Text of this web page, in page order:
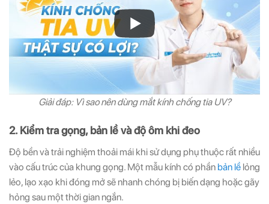
Giải đáp: Vì sao nên dùng mắt kính chống tia UV?
2. Kiểm tra gọng, bản lề và độ ôm khi đeo
Độ bền và trải nghiệm thoải mái khi sử dụng phụ thuộc rất nhiều
vào cấu trúc của khung gọng. Một mẫu kính có phần bản lề lỏng
lẻo, lạo xạo khi đóng mở sẽ nhanh chóng bị biến dạng hoặc gãy
hỏng sau một thời gian ngắn.